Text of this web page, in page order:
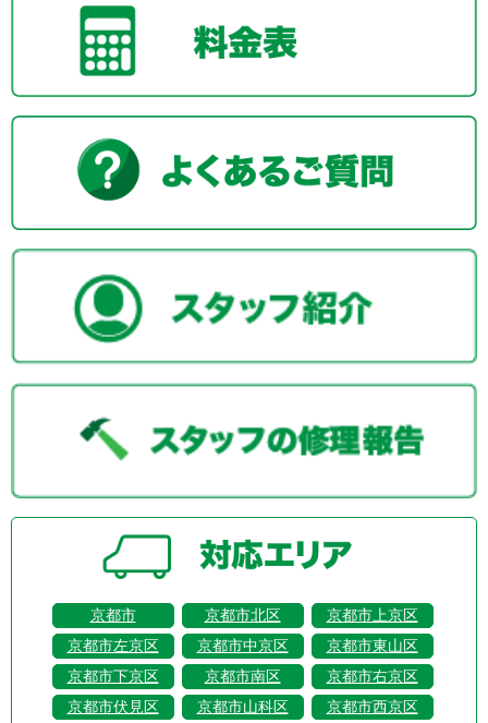
京都市 京都市北区
京都市上京区
京都市左京区
京都市中京区
京都市東山区
京都市下京区
京都市南区
京都市右京区
京都市伏見区
京都市山科区
京都市西京区